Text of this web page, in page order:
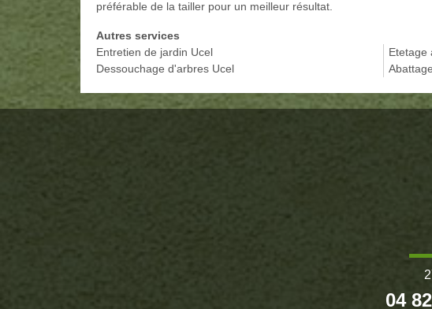
préférable de la tailler pour un meilleur résultat.
Autres services
Entretien de jardin Ucel
Dessouchage d'arbres Ucel
Etetage
04